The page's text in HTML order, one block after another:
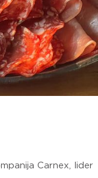
Carnex, lider